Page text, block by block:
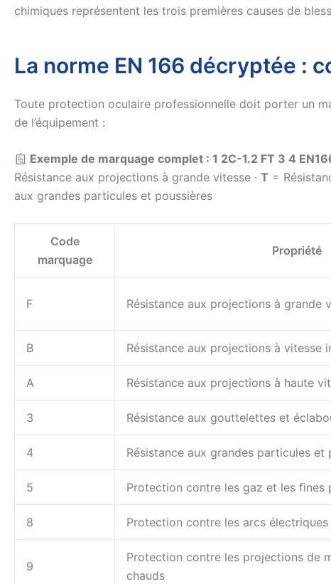
chimiques représentent les trois premières causes de
La norme EN 166 décryptée :
Toute protection oculaire professionnelle doit porter un
de l’équipement :
Exemple de marquage complet : 1 2C-1.2 FT 3 4
Résistance aux projections à grande vitesse · T =
aux grandes particules et poussières
Code
marquage
Propriété
F Résistance aux projections à grande
B Résistance aux projections à vitesse
A Résistance aux projections à haute
3 Résistance aux gouttelettes et
4 Résistance aux grandes particules et
5 Protection contre les gaz et les fines
8 Protection contre les arcs
9
Protection contre les projections de
chauds